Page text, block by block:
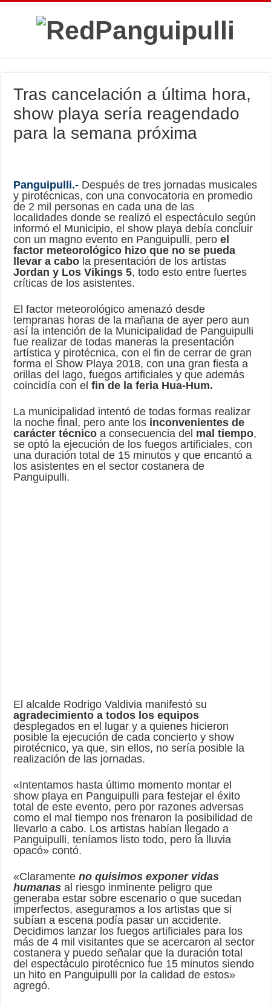
Tras cancelación a última hora,
show playa sería reagendado
para la semana próxima
Panguipulli.- Después de tres jornadas musicales
y pirotécnicas, con una convocatoria en promedio
de 2 mil personas en cada una de las
localidades donde se realizó el espectáculo según
informó el Municipio, el show playa debía concluir
con un magno evento en Panguipulli, peroel
factor meteorológico hizo que no se pueda
llevar a cabo la presentación de los artistas
Jordan y Los Vikings 5, todo esto entre fuertes
críticas de los asistentes.
El factor meteorológico amenazó desde
tempranas horas de la mañana de ayer pero aun
así la intención de la Municipalidad de Panguipulli
fue realizar de todas maneras la presentación
artística y pirotécnica, con el fin de cerrar de gran
forma el Show Playa 2018, con una gran fiesta a
orillas del lago, fuegos artificiales y que además
coincidía con el fin de la feria Hua-Hum.
La municipalidad intentó de todas formas realizar
la noche final, pero ante los inconvenientes de
carácter técnico a consecuencia del mal tiempo,
se optó la ejecución de los fuegos artificiales, con
una duración total de 15 minutos y que encantó a
los asistentes en el sector costanera de
Panguipulli.
El alcalde Rodrigo Valdivia manifestó su
agradecimiento a todos los equipos
desplegados en el lugar y a quienes hicieron
posible la ejecución de cada concierto y show
pirotécnico, ya que, sin ellos, no sería posible la
realización de las jornadas.
«Intentamos hasta último momento montar el
show playa en Panguipulli para festejar el éxito
total de este evento, pero por razones adversas
como el mal tiempo nos frenaron la posibilidad de
llevarlo a cabo. Los artistas habían llegado a
Panguipulli, teníamos listo todo, pero la lluvia
opacó» contó.
«Claramenteno quisimos exponer vidas
humanas al riesgo inminente peligro que
generaba estar sobre escenario o que sucedan
imperfectos, aseguramos a los artistas que si
subían a escena podía pasar un accidente.
Decidimos lanzar los fuegos artificiales para los
más de 4 mil visitantes que se acercaron al sector
costanera y puedo señalar que la duración total
del espectáculo pirotécnico fue 15 minutos siendo
un hito en Panguipulli por la calidad de estos»
agregó.